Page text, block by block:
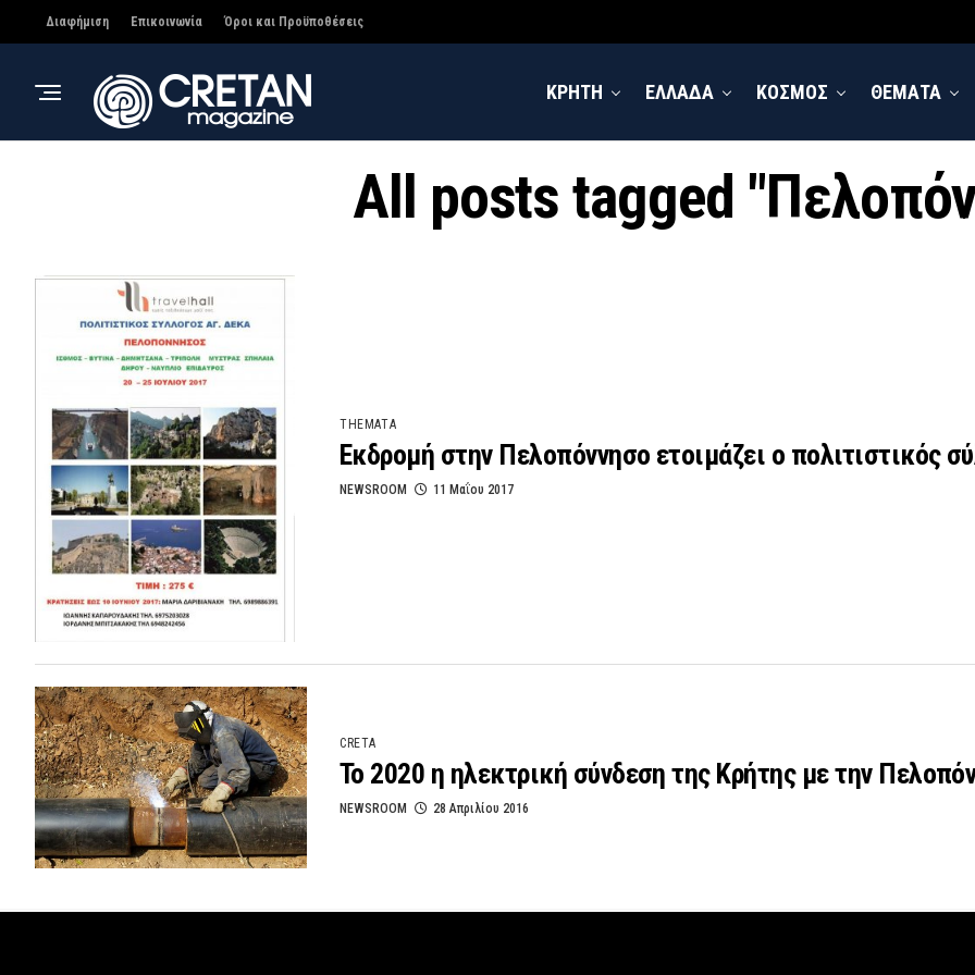
Διαφήμιση Επικοινωνία Όροι και Προϋποθέσεις
ΚΡΗΤΗ ΕΛΛΑΔΑ ΚΟΣΜΟΣ ΘΕΜΑΤΑ
All posts tagged
THEMATA
Εκδρομή στην Πελοπόννησο ετοιμάζει ο πολιτιστικός
NEWSROOM 11 Μαΐου 2017
CRETA
Το 2020 η ηλεκτρική σύνδεση της Κρήτης με την
NEWSROOM 28 Απριλίου 2016